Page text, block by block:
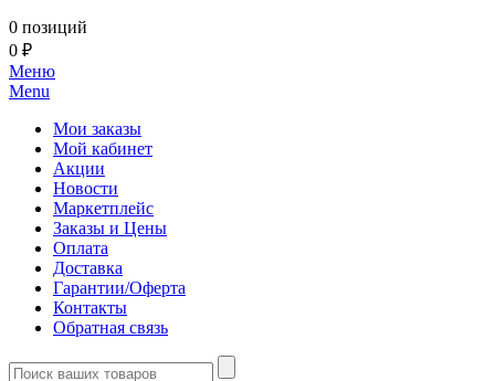
0 позиций
0 ₽
Меню
Menu
Мои заказы
Мой кабинет
Акции
Новости
Маркетплейс
Заказы и Цены
Оплата
Доставка
Гарантии/Оферта
Контакты
Обратная связь